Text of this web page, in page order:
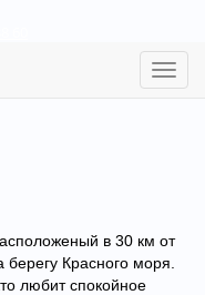
Toggle
в 30 км от
Красного моря.
любит спокойное